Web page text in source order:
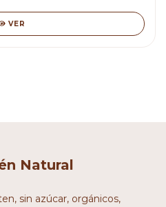
VER
Natural
sin azúcar, orgánicos,